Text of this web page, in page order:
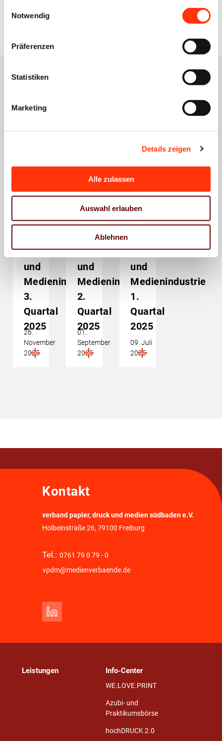
Notwendig
Präferenzen
Statistiken
Marketing
Details zeigen
Alle zulassen
Auswahl erlauben
Ablehnen
Das könnte Sie auch
Wirtschaftspolitik
Branchendaten:
Druck-
und
Medienindustrie
3.
Quartal
2025
26.
November
2025
Wirtschaftspolitik
BVDM-
Branchendaten:
Deutsche
Druck-
und
Medienindustrie
2.
Quartal
2025
01.
September
2025
Wirtschaftspolitik
BVDM-
Branchendaten:
Druck-
und
Medienindustrie
1.
Quartal
2025
09. Juli
2025
Kontakt
verband papier, druck und medien südbaden e.V.
Holbeinstraße 26, 79100 Freiburg
Tel.: 0761 79 0 79 - 0
vpdm@medienverbaende.de
Leistungen Info-Center
WE.LOVE.PRINT
Azubi- und
Praktikumsbörse
hochDRUCK 2.0